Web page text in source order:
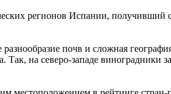
регионов Испании, получивший
почв и сложная
Так, на северо-западе виноградники